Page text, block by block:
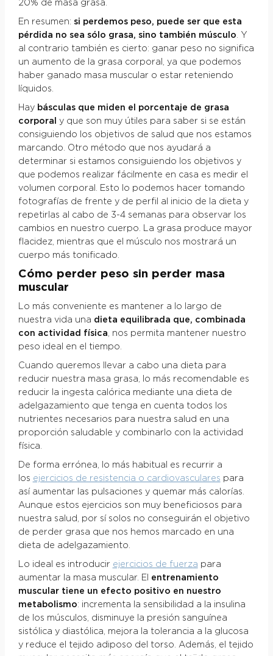
20% de masa grasa.
En resumen: si perdemos peso, puede ser que esta
pérdida no sea sólo grasa, sino también músculo. Y
al contrario también es cierto: ganar peso no significa
un aumento de la grasa corporal, ya que podemos
haber ganado masa muscular o estar reteniendo
líquidos.
Hay básculas que miden el porcentaje de grasa
corporal
y que son muy útiles para saber si se están
consiguiendo los objetivos de salud que nos estamos
marcando. Otro método que nos ayudará a
determinar si estamos consiguiendo los objetivos y
que podemos realizar fácilmente en casa es medir el
volumen corporal. Esto lo podemos hacer tomando
fotografías de frente y de perfil al inicio de la dieta y
repetirlas al cabo de 3-4 semanas para observar los
cambios en nuestro cuerpo. La grasa produce mayor
flacidez, mientras que el músculo nos mostrará un
cuerpo más tonificado.
Cómo perder peso sin perder masa
muscular
Lo más conveniente es mantener a lo largo de
nuestra vida una dieta equilibrada que, combinada
con actividad física , nos permita mantener nuestro
peso ideal en el tiempo.
Cuando queremos llevar a cabo una dieta para
reducir nuestra masa grasa, lo más recomendable es
reducir la ingesta calórica mediante una dieta de
adelgazamiento que tenga en cuenta todos los
nutrientes necesarios para nuestra salud en una
proporción saludable y combinarlo con la actividad
física.
De forma errónea, lo más habitual es recurrir a
los ejercicios de resistencia o cardiovasculares para
así aumentar las pulsaciones y quemar más calorías.
Aunque estos ejercicios son muy beneficiosos para
nuestra salud, por sí solos no conseguirán el objetivo
de perder grasa que nos hemos marcado en una
dieta de adelgazamiento.
Lo ideal es introducir ejercicios de fuerza para
aumentar la masa muscular. El
entrenamiento
muscular tiene un efecto positivo en nuestro
metabolismo: incrementa la sensibilidad a la insulina
de los músculos, disminuye la presión sanguínea
sistólica y diastólica, mejora la tolerancia a la glucosa
y reduce el tejido adiposo del torso. Además, el tejido